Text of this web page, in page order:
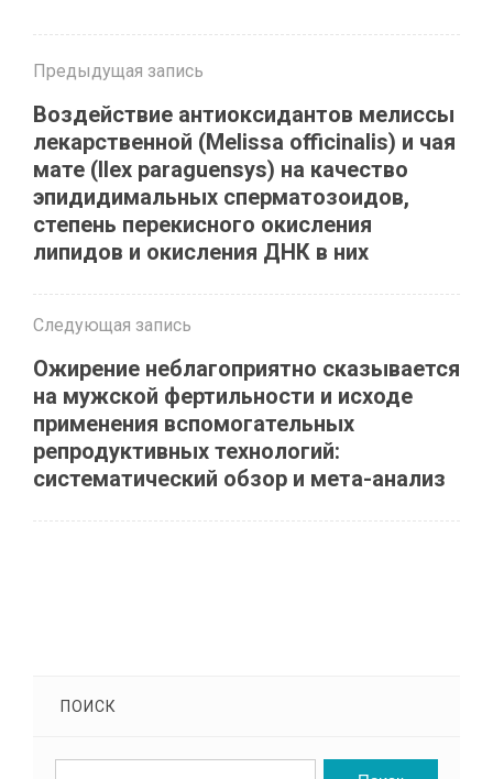
Предыдущая запись
Воздействие антиоксидантов мелиссы
лекарственной (Melissa officinalis) и чая
мате (Ilex paraguensys) на качество
эпидидимальных сперматозоидов,
степень перекисного окисления
липидов и окисления ДНК в них
Следующая запись
Ожирение неблагоприятно сказывается
на мужской фертильности и исходе
применения вспомогательных
репродуктивных технологий:
систематический обзор и мета-анализ
ПОИСК